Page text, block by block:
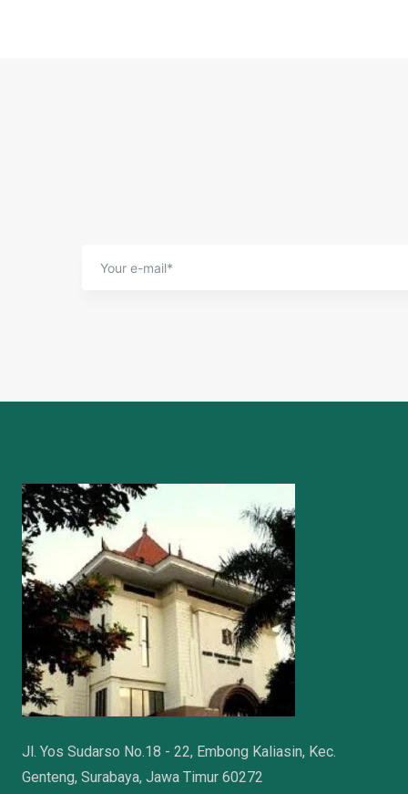
Jl. Yos Sudarso No.18 - 22, Embong Kaliasin, Kec.
Genteng, Surabaya, Jawa Timur 60272